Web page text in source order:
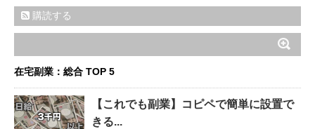
購読する
在宅副業：総合 TOP 5
【これでも副業】コピペで簡単に設置で
きる...